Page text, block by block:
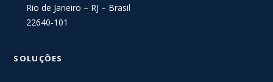
Rio de Janeiro – RJ – Brasil
22640-101
SOLUÇÕES